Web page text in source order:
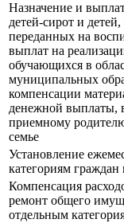
Назначение и
детей-сирот и
переданных на
выплат на
обучающихся в
муниципальных
компенсации
денежной выплаты,
приемному
семье
Установление
категориям
Компенсация
ремонт общего
отдельным